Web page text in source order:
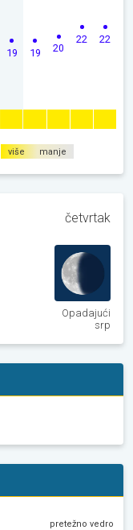
19 19 20
22 22
više manje
četvrtak
Opadajući
srp
pretežno vedro